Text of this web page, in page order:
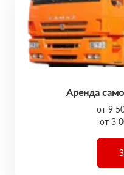
Аренда
от 9
от 3